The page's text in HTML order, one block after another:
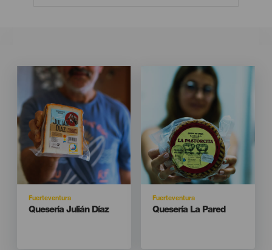
Imagen
Listado
Imagen
Isla
Fuerteventura
Titular
Quesería Julián Díaz
Listado
Isla
Fuerteventura
Titular
Quesería La Pared